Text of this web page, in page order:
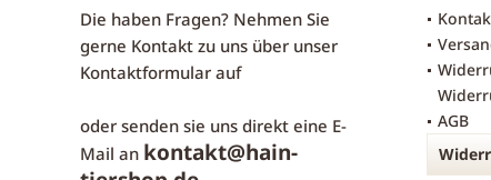
Die haben Fragen? Nehmen Sie
gerne Kontakt zu uns über unser
Kontaktformular auf
oder senden sie uns direkt eine E-
Mail an kontakt@hain-
AGB